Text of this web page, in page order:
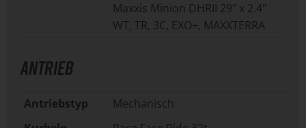
Maxxis Minion DHRII 29" x 2.4"
WT, TR, 3C, EXO+, MAXXTERRA
ANTRIEB
Antriebstyp
Mechanisch